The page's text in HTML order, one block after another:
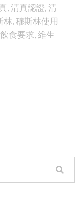
, 清真認證, 清
林,穆斯林使用
食要求,維生